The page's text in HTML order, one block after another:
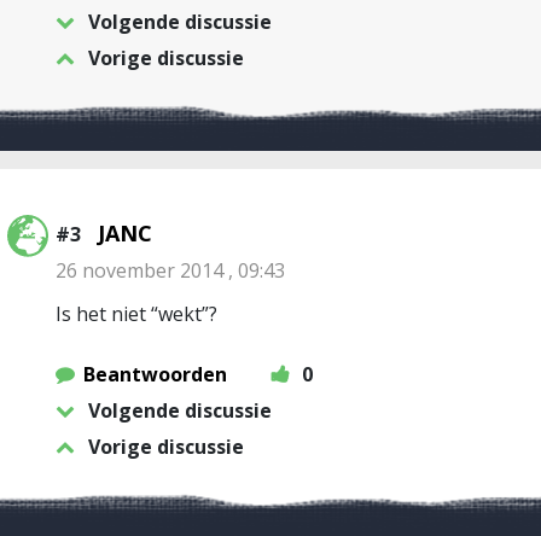
Volgende discussie
Vorige discussie
#3 JANC
26 november 2014 , 09:43
Is het niet “wekt”?
Beantwoorden
0
Volgende discussie
Vorige discussie